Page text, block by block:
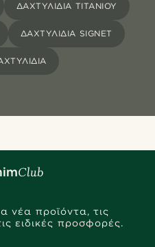
ΔΑΧΤΥΛΊΔΙΑ ΤΙΤΑΝΊΟΥ
ΔΑΧΤΥΛΊΔΙΑ SIGNET
νέα προϊόντα, τις
ειδικές προσφορές.